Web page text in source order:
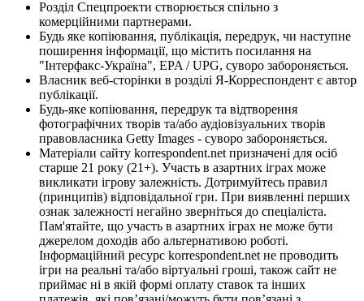
Розділ Спецпроекти створюється спільно з
комерційними партнерами.
Будь яке копіювання, публікація, передрук, чи наступне
поширення інформації, що містить посилання на
"Інтерфакс-Україна", EPA / UPG, суворо забороняється.
Власник веб-сторінки в розділі Я-Корреспондент є автор
публікації.
Будь-яке копіювання, передрук та відтворення
фотографічних творів та/або аудіовізуальних творів
правовласника Getty Images - суворо забороняється.
Матеріали сайту korrespondent.net призначені для осіб
старше 21 року (21+). Участь в азартних іграх може
викликати ігрову залежність. Дотримуйтесь правил
(принципів) відповідальної гри. При виявленні перших
ознак залежності негайно зверніться до спеціаліста.
Пам'ятайте, що участь в азартних іграх не може бути
джерелом доходів або альтернативою роботі.
Інформаційний ресурс korrespondent.net не проводить
ігри на реальні та/або віртуальні гроші, також сайт не
приймає ні в якій формі оплату ставок та інших